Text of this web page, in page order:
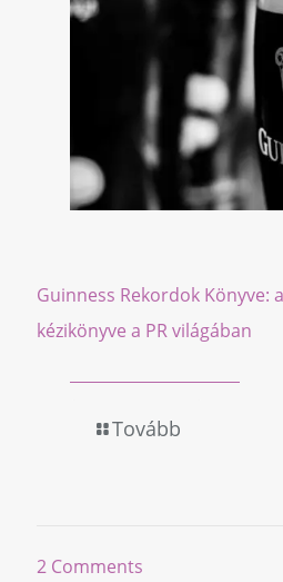
Guinness Rekordok Könyve:
kézikönyve a PR világában
Tovább
2 Comments